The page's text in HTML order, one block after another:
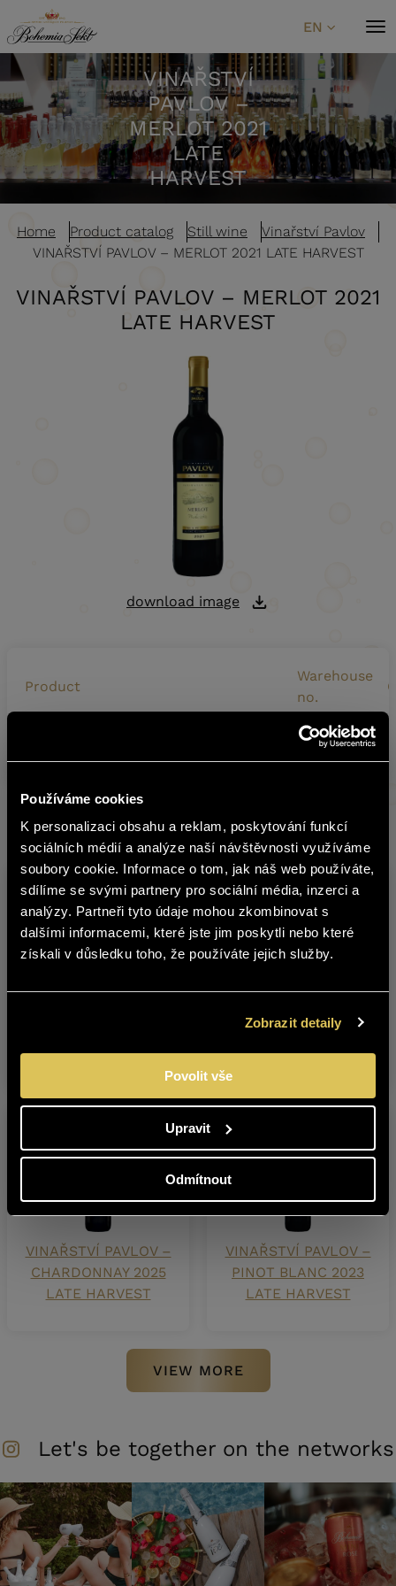
Používáme cookies
K personalizaci obsahu a reklam, poskytování funkcí
sociálních médií a analýze naší návštěvnosti využíváme
soubory cookie. Informace o tom, jak náš web používáte,
sdílíme se svými partnery pro sociální média, inzerci a
analýzy. Partneři tyto údaje mohou zkombinovat s
dalšími informacemi, které jste jim poskytli nebo které
získali v důsledku toho, že používáte jejich služby.
Zobrazit detaily
Povolit vše
Upravit
Odmítnout
Skip to content
EN
VINAŘSTVÍ
PAVLOV –
MERLOT 2021
LATE
HARVEST
Home Product catalog Still wine
Vinařství Pavlov
VINAŘSTVÍ PAVLOV – MERLOT 2021 LATE HARVEST
VINAŘSTVÍ PAVLOV – MERLOT 2021
LATE HARVEST
download image
Product
Warehouse
no.
5393921
Other products from this brand
LATE HARVEST
CHARDONNAY 2024
LATE HARVEST
VINAŘSTVÍ PAVLOV –
CHARDONNAY 2025
LATE HARVEST
VINAŘSTVÍ PAVLOV –
PINOT BLANC 2023
LATE HARVEST
VIEW MORE
Let's be together on the networks
čeština
The content of BOHEMIA SEKT website
is not suitable for people under 18
years of age.
NO